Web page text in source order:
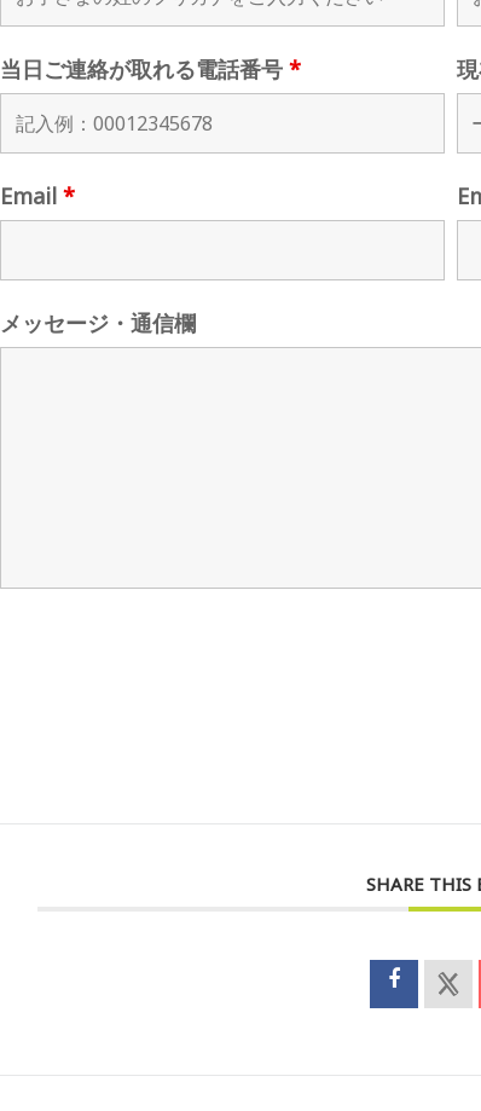
当日ご連絡が取れる電話番号 *
Email *
メッセージ・通信欄
SHARE THIS